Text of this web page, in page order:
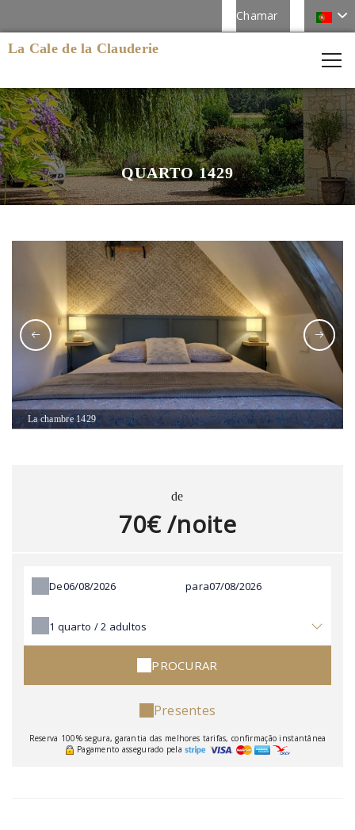
Chamar
La Cale de la Clauderie
QUARTO 1429
La chambre 1429
de
70€ /noite
De para
1 quarto /2 adultos
PROCURAR
Presentes
Reserva 100% segura, garantia das melhores tarifas, confirmação instantânea
Pagamento assegurado pela